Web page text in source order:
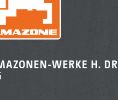
WERKE H.